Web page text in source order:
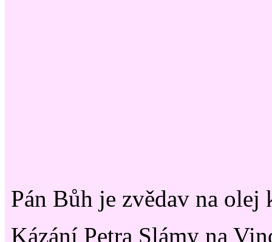
Pán Bůh je zvědav na olej
Kázání Petra Slámy na